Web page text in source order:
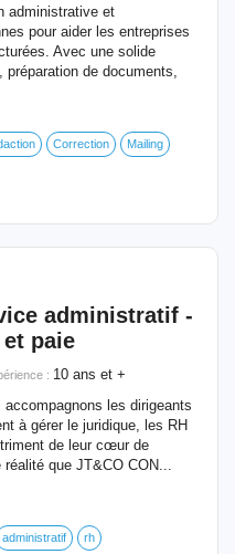
administrative et
pour aider les entreprises
Avec une solide
de documents,
Correction Mailing
administratif -
paie
: 10 ans et +
les dirigeants
à gérer le juridique, les RH
de leur cœur de
réalité que JT&CO CON...
administratif rh